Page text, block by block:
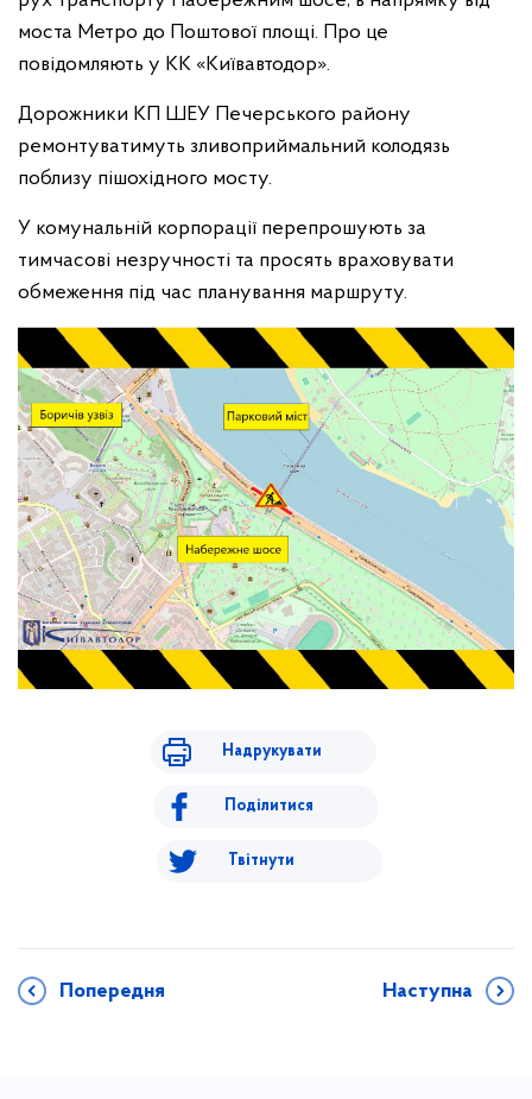
моста Метро до Поштової площі. Про це
повідомляють у КК «Київавтодор».
Дорожники КП ШЕУ Печерського району
ремонтуватимуть зливоприймальний колодязь
поблизу пішохідного мосту.
У комунальній корпорації перепрошують за
тимчасові незручності та просять враховувати
обмеження під час планування маршруту.
Надрукувати
Поділитися
Твітнути
Попередня Наступна